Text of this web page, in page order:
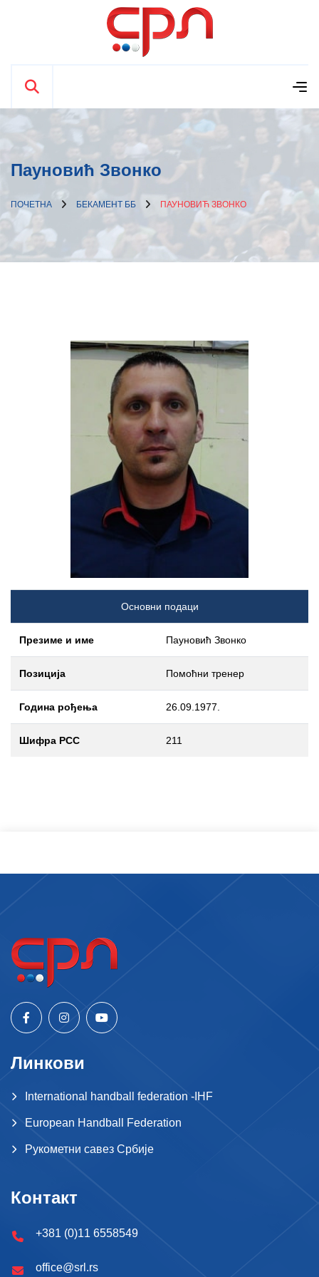
Пауновић Звонко
ПОЧЕТНА БЕКАМЕНТ ББ ПАУНОВИЋ ЗВОНКО
Основни подаци
Презиме и име Пауновић Звонко
Позиција Помоћни тренер
Година рођења 26.09.1977.
Шифра РСС 211
Линкови
International handball federation -IHF
European Handball Federation
Рукометни савез Србије
Контакт
+381 (0)11 6558549
office@srl.rs